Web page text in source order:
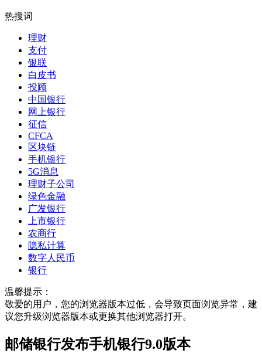
热搜词
理财
支付
银联
白皮书
投顾
中国银行
网上银行
征信
CFCA
区块链
手机银行
5G消息
理财子公司
绿色金融
广发银行
上市银行
农商行
隐私计算
数字人民币
银行
温馨提示：
敬爱的用户，您的浏览器版本过低，会导致页面浏览异常，建
议您升级浏览器版本或更换其他浏览器打开。
邮储银行发布手机银行9.0版本